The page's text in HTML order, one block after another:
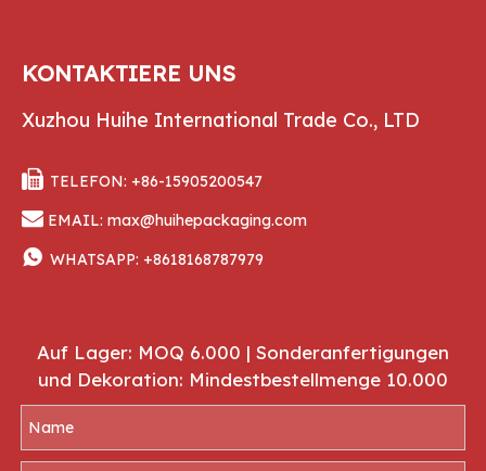
KONTAKTIERE UNS
Xuzhou Huihe International Trade Co., LTD
 TELEFON: +86-15905200547
 EMAIL: max@huihepackaging.com
 WHATSAPP: +8618168787979
Auf Lager: MOQ 6.000 | Sonderanfertigungen
und Dekoration: Mindestbestellmenge 10.000